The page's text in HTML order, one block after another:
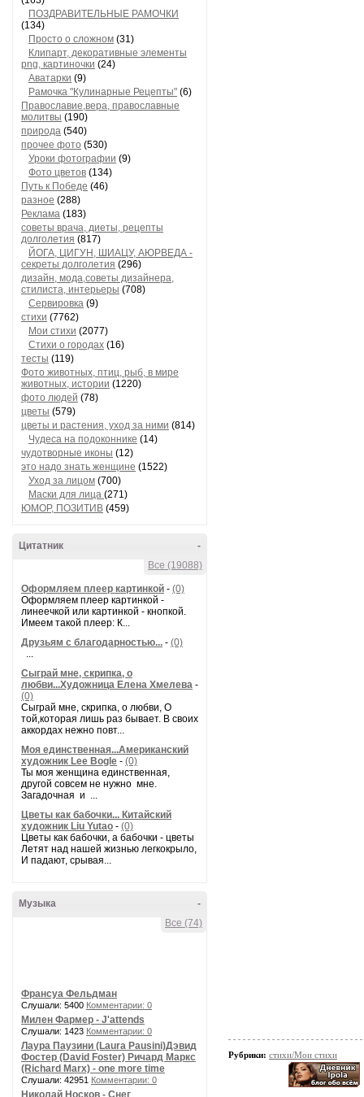
ПОЗДРАВИТЕЛЬНЫЕ РАМОЧКИ
(134)
Просто о сложном (31)
Клипарт, декоративные элементы
png, картиночки (24)
Аватарки (9)
Рамочка "Кулинарные Рецепты" (6)
Православие,вера, православные
молитвы (190)
природа (540)
прочее фото (530)
Уроки фотографии (9)
Фото цветов (134)
Путь к Победе (46)
разное (288)
Реклама (183)
советы врача, диеты, рецепты
долголетия (817)
ЙОГА, ЦИГУН, ШИАЦУ, АЮРВЕДА -
секреты долголетия (296)
дизайн, мода,советы дизайнера,
стилиста, интерьеры (708)
Сервировка (9)
стихи (7762)
Мои стихи (2077)
Стихи о городах (16)
тесты (119)
Фото животных, птиц, рыб, в мире
животных, истории (1220)
фото людей (78)
цветы (579)
цветы и растения, уход за ними (814)
Чудеса на подоконнике (14)
чудотворные иконы (12)
это надо знать женщине (1522)
Уход за лицом (700)
Маски для лица (271)
ЮМОР, ПОЗИТИВ (459)
-
Цитатник
Все (19088)
Оформляем плеер картинкой - (0)
Оформляем плеер картинкой -
линеечкой или картинкой - кнопкой.
Имеем такой плеер: К...
Друзьям с благодарностью... - (0)
...
Сыграй мне, скрипка, о
любви...Художница Елена Хмелева -
(0)
Сыграй мне, скрипка, о любви, О
той,которая лишь раз бывает. В своих
аккордах нежно повт...
Моя единственная...Американский
художник Lee Bogle - (0)
Ты моя женщина единственная,
другой совсем не нужно мне.
Загадочная и ...
Цветы как бабочки... Китайский
художник Liu Yutao - (0)
Цветы как бабочки, а бабочки - цветы
Летят над нашей жизнью легкокрыло,
И падают, срывая...
-
Музыка
Все (74)
Франсуа Фельдман
Слушали: 5400 Комментарии: 0
Милен Фармер - J'attends
Слушали: 1423 Комментарии: 0
Лаура Паузини (Laura Pausini)Дэвид
Фостер (David Foster) Ричард Маркс
(Richard Marx) - one more time
Слушали: 42951 Комментарии: 0
Николай Носков - Снег
Рубрики: стихи/Мои стихи